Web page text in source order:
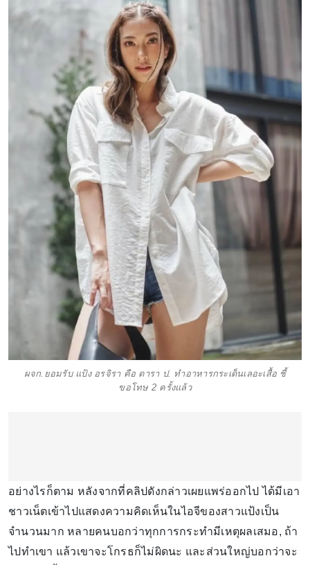
ผจก.ยอมรับ แป้ง อรจิรา คือ ดารา ป. ทำอาหารกระเด็นเลอะเสื้อ ชี้
ขอโทษ 2 ครั้งแล้ว
อย่างไรก็ตาม หลังจากที่คลิปดังกล่าวเผยแพร่ออกไป ได้มีเอา
ชาวเน็ตเข้าไปแสดงความคิดเห็นในไอจีของสาวแป้งเป็น
จำนวนมาก หลายคนบอกว่าทุกการกระทำมีเหตุผลเสมอ, ถ้า
ไปทำเขา แล้วเขาจะโกรธก็ไม่ผิดนะ และส่วนใหญ่บอกว่าจะ